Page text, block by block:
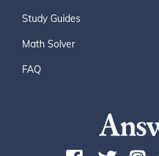
Study Guides
Math Solver
FAQ